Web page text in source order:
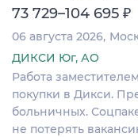
73 729–104 695 ₽
06 августа 2026
ДИКСИ Юг, АО
Работа
покупки в Дикси.
больничных.
не потерять